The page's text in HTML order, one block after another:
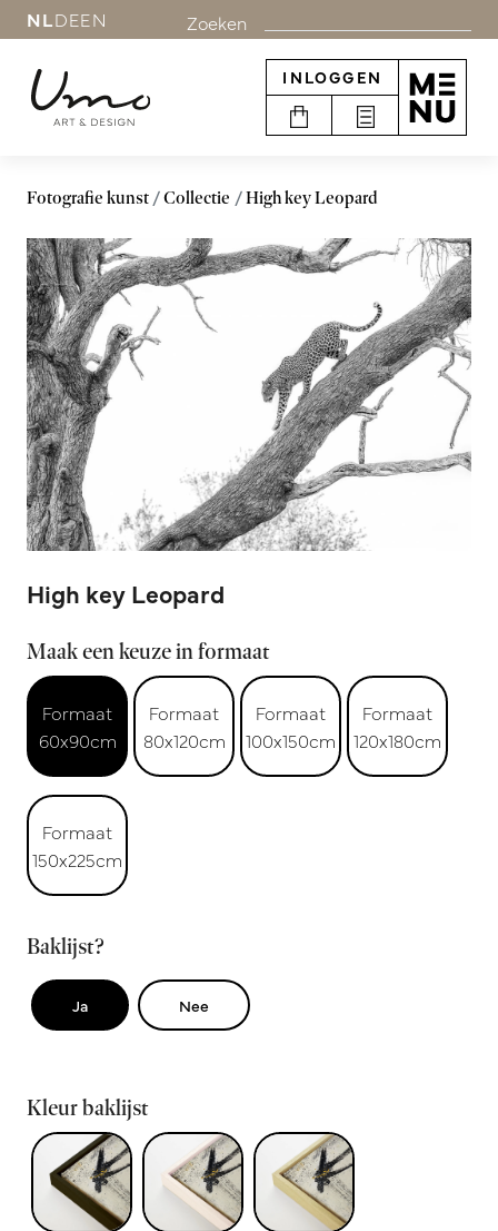
NLDEEN Zoeken
INLOGGEN
Fotografie kunst Collectie High key Leopard
High key Leopard
Maak een keuze in formaat
Formaat
60x90cm
Formaat
80x120cm
Formaat
100x150cm
Formaat
120x180cm
Formaat
150x225cm
Baklijst?
Ja Nee
Kleur baklijst